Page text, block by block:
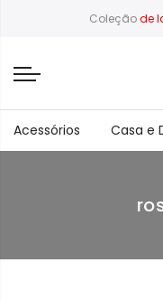
Coleçãode
Acessórios Casa e